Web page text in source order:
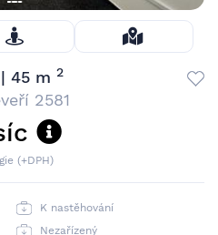
45 m 2
2581
(+DPH)
K nastěhování
Nezařízený